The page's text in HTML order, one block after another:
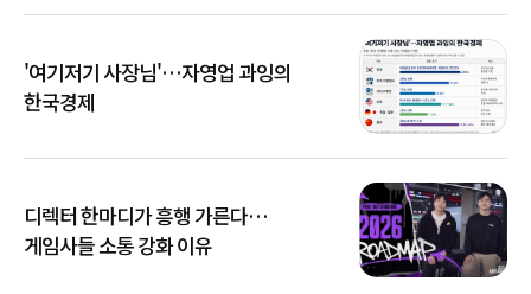
'여기저기 사장님'…자영업 과잉의
한국경제
디렉터 한마디가 흥행 가른다…
게임사들 소통 강화 이유